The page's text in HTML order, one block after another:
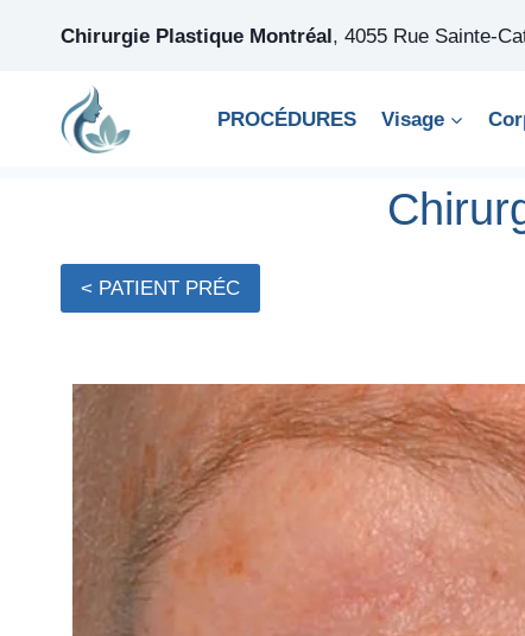
Chirurgie Plastique Montréal, 4055 Rue Sainte-
PROCÉDURES Visage
< PATIENT PRÉC